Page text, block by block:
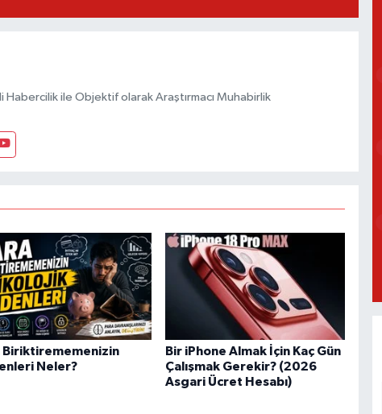
ile Objektif olarak Araştırmacı Muhabirlik
Biriktirememenizin
Neler?
Bir iPhone Almak İçin Kaç Gün
Çalışmak Gerekir? (2026
Asgari Ücret Hesabı)